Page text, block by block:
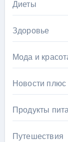
Диеты
Здоровье
Мода и
Новости плюс
Продукты
Путешествия